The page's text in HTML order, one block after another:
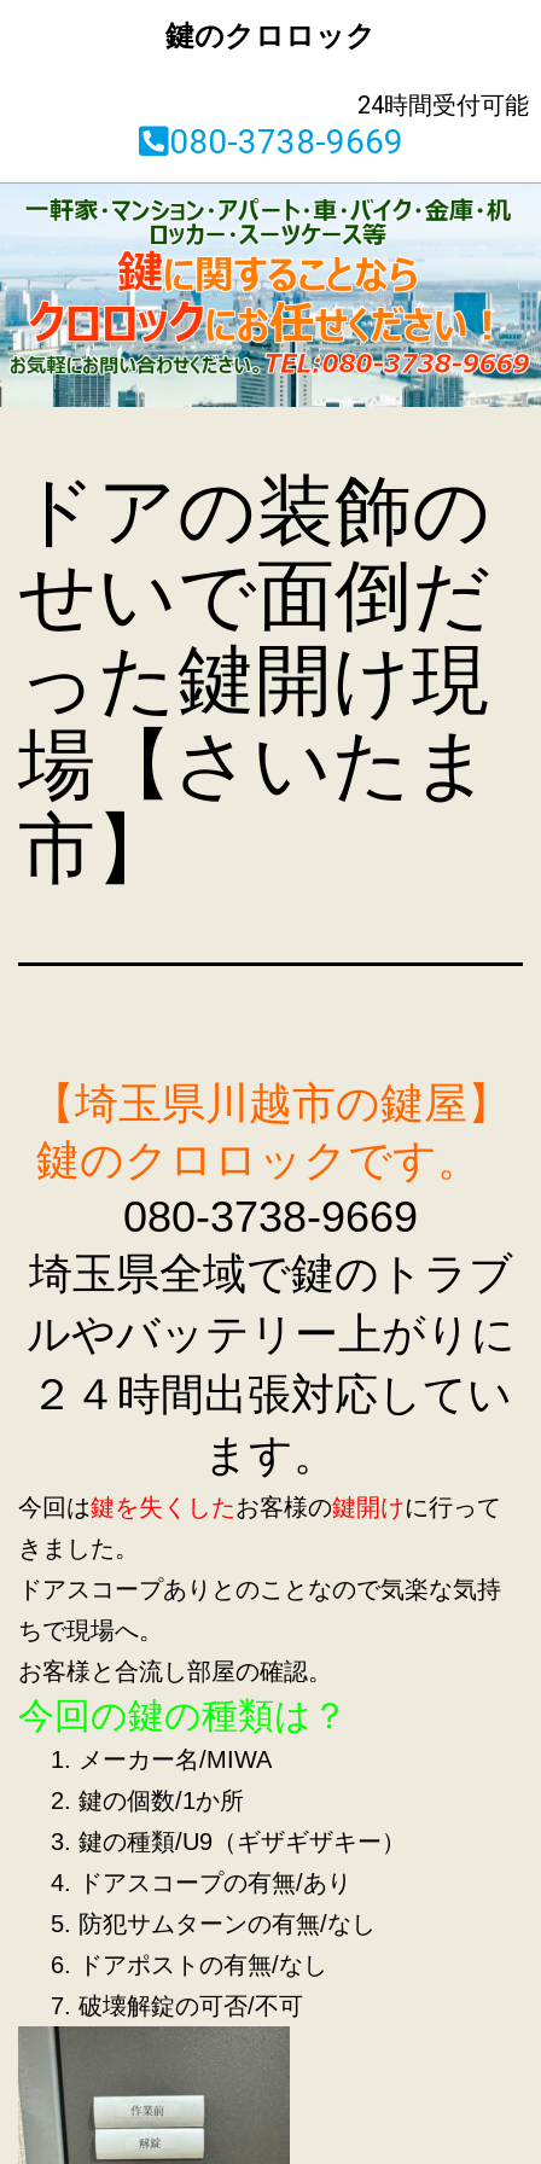
鍵のクロロック
24時間受付可能
080-3738-9669
ドアの装飾の
せいで面倒だ
った鍵開け現
場【さいたま
市】
【埼玉県川越市の鍵屋】
鍵のクロロックです。
080-3738-9669
埼玉県全域で鍵のトラブ
ルやバッテリー上がりに
２４時間出張対応してい
ます。
今回は鍵を失くしたお客様の鍵開けに行って
きました。
ドアスコープありとのことなので気楽な気持
ちで現場へ。
お客様と合流し部屋の確認。
今回の鍵の種類は？
メーカー名/MIWA
鍵の個数/1か所
鍵の種類/U9（ギザギザキー）
ドアスコープの有無/あり
防犯サムターンの有無/なし
ドアポストの有無/なし
破壊解錠の可否/不可